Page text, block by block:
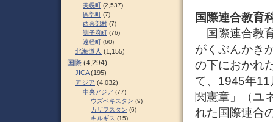
国際連合教育
国際連合教
がくぶんかき
の下におかれ
て、1945年
関憲章」（ユ
れた国際連合
美幌町 (2,537)
興部町 (7)
西興部村 (7)
訓子府町 (76)
遠軽町 (60)
北海道人 (1,155)
国際 (4,294)
JICA(195)
アジア (4,032)
中央アジア (77)
ウズベキスタン (9)
カザフスタン (6)
キルギス (15)